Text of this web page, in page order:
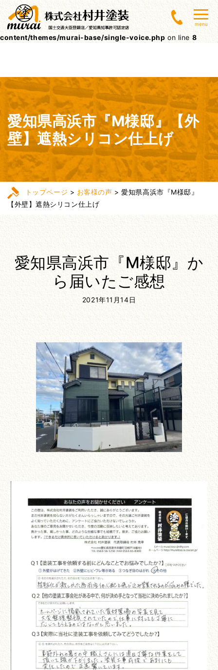
Warning: Undefined array key 0 in
/home/lctxs37/muraitoso.jp/public_html/wpcms/wp-
content/themes/murai-base/single-voice.php on line 8
menu
愛知県高浜市『M様邸』【外
壁】遮熱シリコン仕上げ
トップページ > お客様の声 >愛知県高浜市『M様邸』
【外壁】遮熱シリコン仕上げ
愛知県高浜市『M様邸』か
ら届いたご感想
2021年11月14日